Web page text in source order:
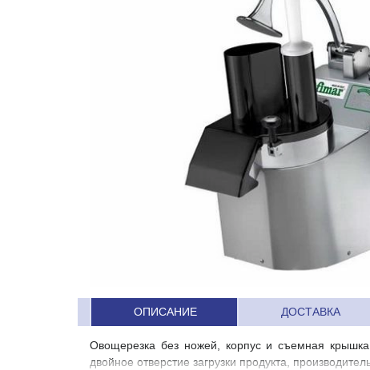
ОПИСАНИЕ ДОСТАВКА
Овощерезка без ножей, корпус и съемная
двойное отверстие загрузки продукта,